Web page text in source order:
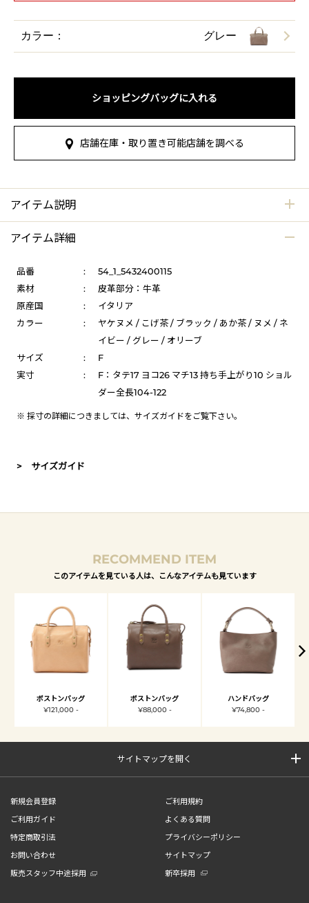
カラー： グレー
ショッピングバッグに入れる
店舗在庫・取り置き可能店舗を調べる
アイテム説明
アイテム詳細
品番 :
54_1_5432400115
素材
:
皮革部分：牛革
原産国
:
イタリア
カラー
:
ヤケヌメ / こげ茶 / ブラック / あか茶 / ヌメ / ネ
イビー / グレー / オリーブ
サイズ
:
F
実寸
:
F：タテ17 ヨコ26 マチ13 持ち手上がり10 ショル
ダー全長104-122
※ 採寸の詳細につきましては、 サイズガイドをご覧下さい。
> サイズガイド
RECOMMEND ITEM
このアイテムを見ている人は、こんなアイテムも見ています
ボストンバッグ
¥121,000 -
ボストンバッグ
¥88,000 -
ハンドバッグ
¥74,800 -
サイトマップを開く
新規会員登録
ご利用規約
ご利用ガイド
よくある質問
特定商取引法
プライバシーポリシー
お問い合わせ
サイトマップ
販売スタッフ中途採用
新卒採用